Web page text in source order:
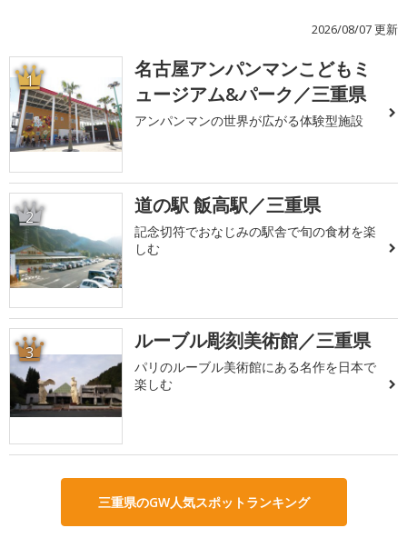
2026/08/07 更新
1
名古屋アンパンマンこどもミ
ュージアム&パーク／三重県
アンパンマンの世界が広がる体験型施設
2 道の駅 飯高駅／三重県
記念切符でおなじみの駅舎で旬の食材を楽
しむ
3 ルーブル彫刻美術館／三重県
パリのルーブル美術館にある名作を日本で
楽しむ
三重県のGW人気スポットランキング